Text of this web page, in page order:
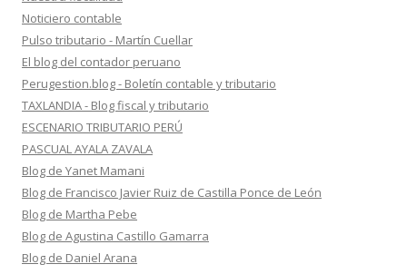
Noticiero contable
Pulso tributario - Martín Cuellar
El blog del contador peruano
Perugestion.blog - Boletín contable y tributario
TAXLANDIA - Blog fiscal y tributario
ESCENARIO TRIBUTARIO PERÚ
PASCUAL AYALA ZAVALA
Blog de Yanet Mamani
Blog de Francisco Javier Ruiz de Castilla Ponce de León
Blog de Martha Pebe
Blog de Agustina Castillo Gamarra
Blog de Daniel Arana